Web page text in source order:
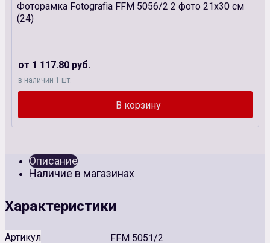
Фоторамка Fotografia FFM 5056/2 2 фото 21х30 см
(24)
от 1 117.80 руб.
в наличии 1 шт.
Описание
Наличие в магазинах
Характеристики
Артикул FFM 5051/2